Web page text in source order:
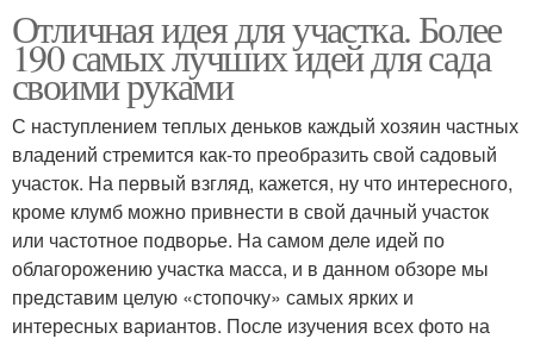
Отличная идея для участка. Более
190 самых лучших идей для сада
своими руками
С наступлением теплых деньков каждый хозяин частных
владений стремится как-то преобразить свой садовый
участок. На первый взгляд, кажется, ну что интересного,
кроме клумб можно привнести в свой дачный участок
или частотное подворье. На самом деле идей по
облагорожению участка масса, и в данном обзоре мы
представим целую «стопочку» самых ярких и
интересных вариантов. После изучения всех фото на